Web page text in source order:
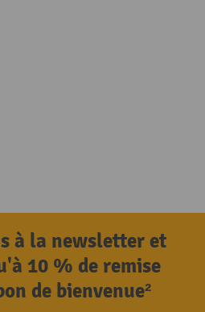
à la newsletter et
10 % de remise
de bienvenue²